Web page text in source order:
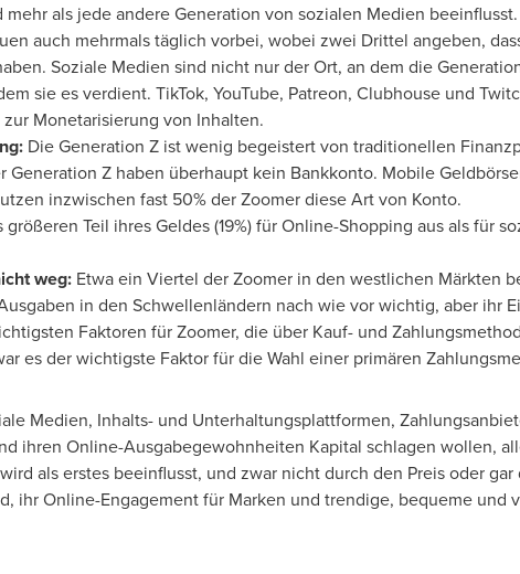
mehr als jede andere Generation von sozialen Medien
auch mehrmals täglich vorbei, wobei zwei Drittel angeben,
Soziale Medien sind nicht nur der Ort, an dem die
sie es verdient. TikTok, YouTube, Patreon, Clubhouse und
Monetarisierung von Inhalten.
Die Generation Z ist wenig begeistert von traditionellen
Generation Z haben überhaupt kein Bankkonto. Mobile
inzwischen fast 50% der Zoomer dieseArt von Konto.
Teil ihres Geldes (19%) für Online-Shopping aus als für
weg: Etwa ein Viertel der Zoomer in den westlichen Märkten
in den Schwellenländern nach wie vor wichtig, aber ihr
Faktoren für Zoomer, die über Kauf- und
es der wichtigste Faktor für die Wahl einer primären
Medien, Inhalts- und Unterhaltungsplattformen,
ihren Online-Ausgabegewohnheiten Kapital schlagen wollen,
als erstes beeinflusst, und zwar nicht durch den Preis oder
ihr Online-Engagement für Marken und trendige, bequeme und